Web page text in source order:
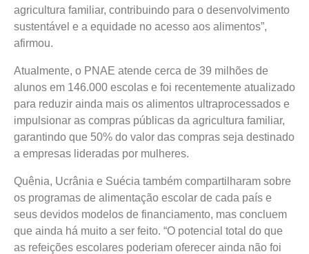
agricultura familiar, contribuindo para o desenvolvimento
sustentável e a equidade no acesso aos alimentos”,
afirmou.
Atualmente, o PNAE atende cerca de 39 milhões de
alunos em 146.000 escolas e foi recentemente atualizado
para reduzir ainda mais os alimentos ultraprocessados e
impulsionar as compras públicas da agricultura familiar,
garantindo que 50% do valor das compras seja destinado
a empresas lideradas por mulheres.
Quênia, Ucrânia e Suécia também compartilharam sobre
os programas de alimentação escolar de cada país e
seus devidos modelos de financiamento, mas concluem
que ainda há muito a ser feito. “O potencial total do que
as refeições escolares poderiam oferecer ainda não foi